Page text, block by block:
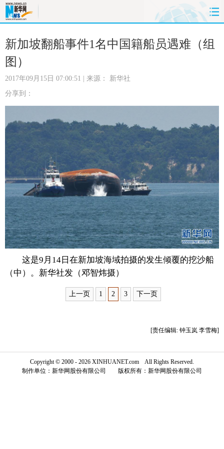
首页 时政 国际
娱乐
能源
视频 彩票 食品
旅游 健康 信息化 数据
金融 公益 军事 无人机
富媒体 摄影 新华广播
新华电视中文 新华电视英文 返回PC
新加坡翻船事件1名中国籍船员遇难（组
图）
2017年09月15日 07:00:51 | 来源： 新华社
分享到：
这是9月14日在新加坡海域拍摄的发生倾覆的挖沙船
（中）。新华社发（邓智炜摄）
上一页 1 2 3 下一页
[责任编辑: 钟玉岚 李雪梅]
Copyright © 2000 - 2026 XINHUANET.com All Rights Reserved.
制作单位：新华网股份有限公司 版权所有：新华网股份有限公司